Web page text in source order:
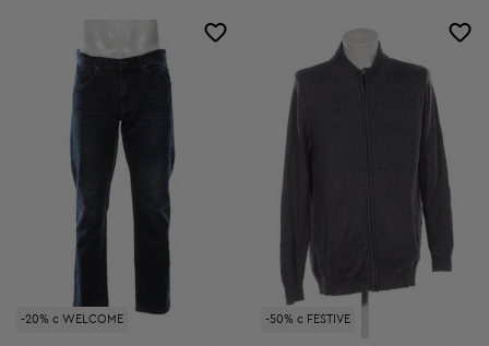
-20% с WELCOME -50% с FESTIVE